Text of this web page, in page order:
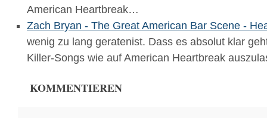
American Heartbreak…
Zach Bryan - The Great American Bar Scene -
wenig zu lang geratenist. Dass es absolut klar
Killer-Songs wie auf American Heartbreak
KOMMENTIEREN